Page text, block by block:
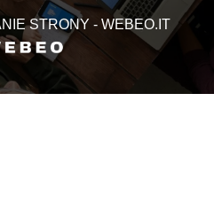
STRONY - WEBEO.IT